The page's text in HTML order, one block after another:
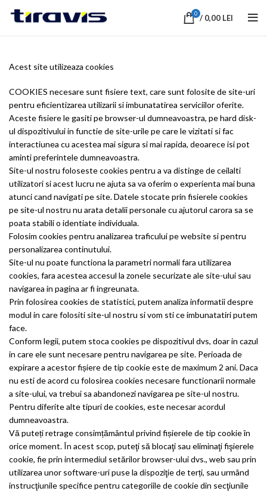
0 / 0,00 LEI
Acest site utilizeaza cookies
COOKIES necesare sunt fisiere text, care sunt folosite de site-uri
pentru eficientizarea utilizarii si imbunatatirea serviciilor oferite.
Aceste fisiere le gasiti pe browser-ul dumneavoastra, pe hard disk-
ul dispozitivului in functie de site-urile pe care le vizitati si fac
interactiunea cu acestea mai sigura si mai rapida, deoarece isi pot
aminti preferintele dumneavoastra.
Site-ul nostru foloseste cookies pentru a va distinge de ceilalti
utilizatori si acest lucru ne ajuta sa va oferim o experienta mai buna
atunci cand navigati pe site. Datele stocate prin fisierele cookies
pe site-ul nostru nu arata detalii personale cu ajutorul carora sa se
poata stabili o identiate individuala.
Folosim cookies pentru analizarea traficului pe website si pentru
personalizarea continutului.
Site-ul nu poate functiona la parametri normali fara utilizarea
cookies, fara acestea accesul la zonele securizate ale site-ului sau
navigarea in pagina ar fi ingreunata.
Prin folosirea cookies de statistici, putem analiza informatii despre
modul in care folositi site-ul nostru si vom sti ce imbunatatiri putem
face.
Conform legii, putem stoca cookies pe dispozitivul dvs, doar in cazul
in care ele sunt necesare pentru navigarea pe site. Perioada de
expirare a acestor fișiere de tip cookie este de maximum 2 ani. Daca
nu esti de acord cu folosirea cookies necesare functionarii normale
a site-ului, va trebui sa abandonezi navigarea pe site-ul nostru.
Pentru diferite alte tipuri de cookies, este necesar acordul
dumneavoastra.
Vă puteți retrage consimțământul privind fișierele de tip cookie în
orice moment. În acest scop, puteţi să blocaţi sau eliminaţi fişierele
cookie, fie prin intermediul setărilor browser-ului dvs., web sau prin
utilizarea unor software-uri puse la dispoziţie de terți, sau urmând
instrucţiunile specifice pentru categoriile de cookie din secţiunile